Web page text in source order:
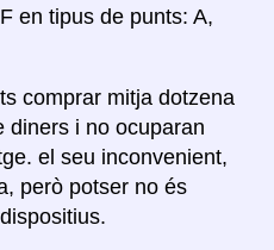
en tipus de punts: A,
comprar mitja dotzena
diners i no ocuparan
el seu inconvenient,
però potser no és